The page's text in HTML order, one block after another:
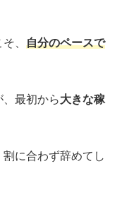
、 自分のペースで
最初から大きな稼
に合わず辞めてし